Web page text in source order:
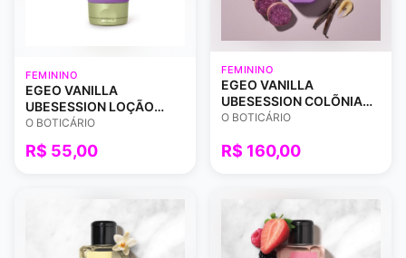
FEMININO
EGEO VANILLA
UBESESSION LOÇÃO
CORPORAL 150ML
O BOTICÁRIO
R$ 55,00
FEMININO
EGEO VANILLA
UBESESSION COLÕNIA
90ML
O BOTICÁRIO
R$ 160,00